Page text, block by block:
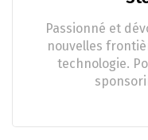
Passionné et
nouvelles
technologie.